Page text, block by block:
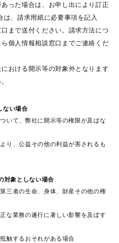
った場合は、お申し出により訂正
、請求用紙に必要事項を記入
まで送付ください。請求方法につ
個人情報相談窓口までご連絡くだ
おける開示等の対象外となります
ない場合
いて、弊社に開示等の権限が及ばな
り、公益その他の利益が害されるも
対象としない場合
三者の生命、身体、財産その他の権
な業務の遂行に著しい影響を及ぼす
触するおそれがある場合